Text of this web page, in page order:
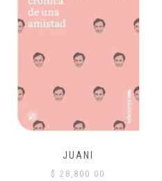
JUANI
$ 28,800.00